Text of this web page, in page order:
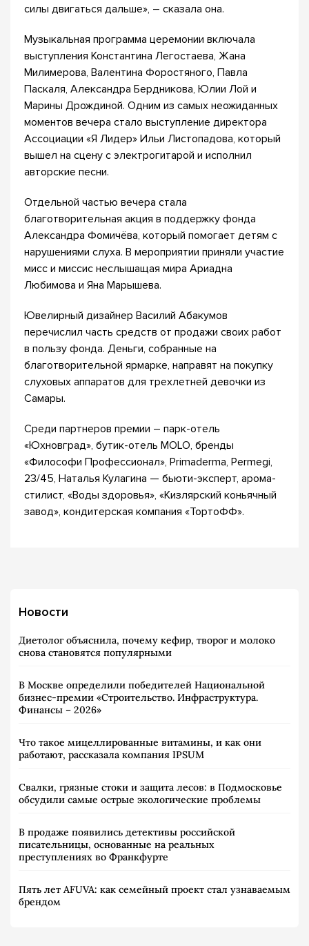
силы двигаться дальше», – сказала она.
Музыкальная программа церемонии включала
выступления Константина Легостаева, Жана
Милимерова, Валентина Форостяного, Павла
Паскаля, Александра Бердникова, Юлии Лой и
Марины Дрождиной. Одним из самых неожиданных
моментов вечера стало выступление директора
Ассоциации «Я Лидер» Ильи Листопадова, который
вышел на сцену с электрогитарой и исполнил
авторские песни.
Отдельной частью вечера стала
благотворительная акция в поддержку фонда
Александра Фомичёва, который помогает детям с
нарушениями слуха. В мероприятии приняли участие
мисс и миссис неслышащая мира Ариадна
Любимова и Яна Марышева.
Ювелирный дизайнер Василий Абакумов
перечислил часть средств от продажи своих работ
в пользу фонда. Деньги, собранные на
благотворительной ярмарке, направят на покупку
слуховых аппаратов для трехлетней девочки из
Самары.
Среди партнеров премии – парк-отель
«Юхновград», бутик-отель MOLO, бренды
«Философи Профессионал», Primaderma, Permegi,
23/45, Наталья Кулагина — бьюти-эксперт, арома-
стилист, «Воды здоровья», «Кизлярский коньячный
завод», кондитерская компания «ТортоФФ».
Новости
Диетолог объяснила, почему кефир, творог и молоко
снова становятся популярными
В Москве определили победителей Национальной
бизнес-премии «Строительство. Инфраструктура.
Финансы – 2026»
Что такое мицеллированные витамины, и как они
работают, рассказала компания IPSUM
Свалки, грязные стоки и защита лесов: в Подмосковье
обсудили самые острые экологические проблемы
В продаже появились детективы российской
писательницы, основанные на реальных
преступлениях во Франкфурте
Пять лет AFUVA: как семейный проект стал узнаваемым
брендом